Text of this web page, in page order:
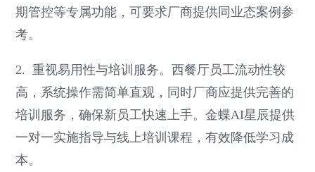
期管控等专属功能，可要求厂商提供同业态案例参
考。
2. 重视易用性与培训服务。西餐厅员工流动性较
高，系统操作需简单直观，同时厂商应提供完善的
培训服务，确保新员工快速上手。金蝶AI星辰提供
一对一实施指导与线上培训课程，有效降低学习成
本。